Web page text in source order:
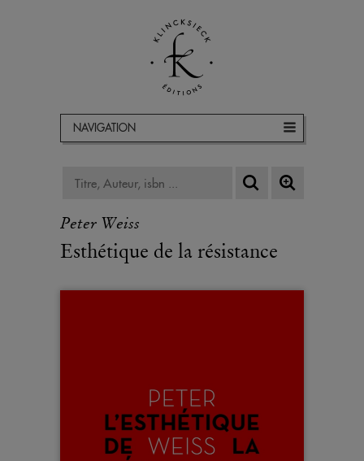
NAVIGATION
Peter Weiss
Esthétique de la résistance